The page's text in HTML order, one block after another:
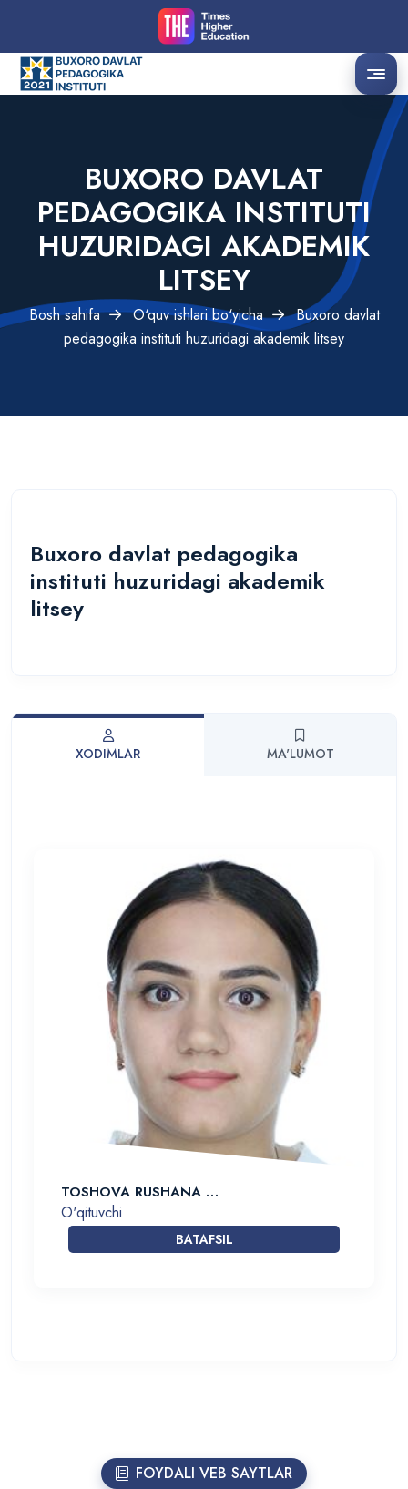
BUXORO DAVLAT
PEDAGOGIKA INSTITUTI
HUZURIDAGI AKADEMIK
LITSEY
Bosh sahifa O‘quv ishlari bo‘yicha
Buxoro davlat
pedagogika instituti huzuridagi akademik litsey
Buxoro davlat pedagogika
instituti huzuridagi akademik
litsey
XODIMLAR MA'LUMOT
TOSHOVA RUSHANA …
O'qituvchi
BATAFSIL
FOYDALI VEB SAYTLAR
QATORLAR ORALIG'I
Oddiy Katta
HARFLAR ORALIG'I
Oddiy Katta